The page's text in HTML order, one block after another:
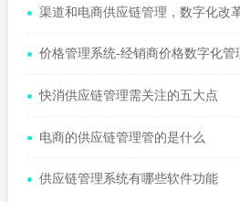
渠道和电商供应链管理，数字化改
价格管理系统-经销商价格数字化管
快消供应链管理需关注的五大点
电商的供应链管理管的是什么
供应链管理系统有哪些软件功能